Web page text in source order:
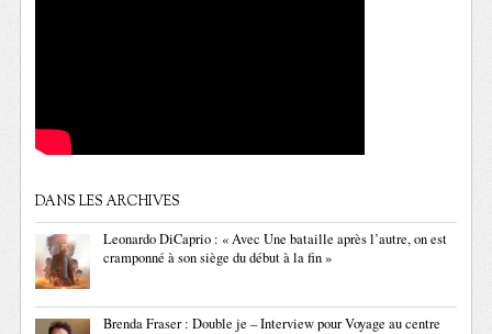
DANS LES ARCHIVES
Leonardo DiCaprio : « Avec Une bataille après l’autre, on est
cramponné à son siège du début à la fin »
Brenda Fraser : Double je – Interview pour Voyage au centre